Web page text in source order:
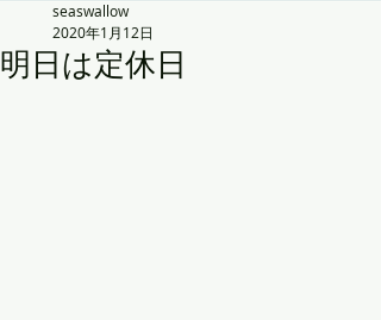
明日は定休日
seaswallow
2020年1月12日